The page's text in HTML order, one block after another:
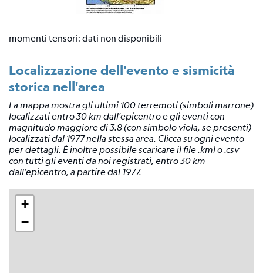
momenti tensori: dati non disponibili
Localizzazione dell'evento e sismicità
storica nell'area
La mappa mostra gli ultimi 100 terremoti (simboli marrone)
localizzati entro 30 km dall'epicentro e gli eventi con
magnitudo maggiore di 3.8 (con simbolo viola, se presenti)
localizzati dal 1977 nella stessa area. Clicca su ogni evento
per dettagli. È inoltre possibile scaricare il file .kml o .csv
con tutti gli eventi da noi registrati, entro 30 km
dall’epicentro, a partire dal 1977.
+
−